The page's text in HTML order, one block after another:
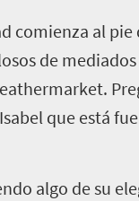
comienza al pie
de
que está
algo de su